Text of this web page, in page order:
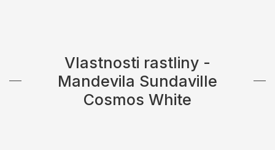
Vlastnosti rastliny -
Mandevila Sundaville
Cosmos White